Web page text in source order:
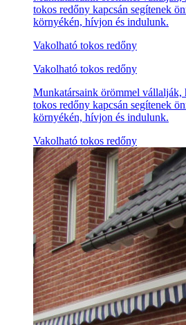
tokos redőny kapcsán segítenek
környékén, hívjon és indulunk.
Vakolható tokos redőny
Vakolható tokos redőny
Munkatársaink örömmel vállalják,
tokos redőny kapcsán segítenek
környékén, hívjon és indulunk.
Vakolható tokos redőny